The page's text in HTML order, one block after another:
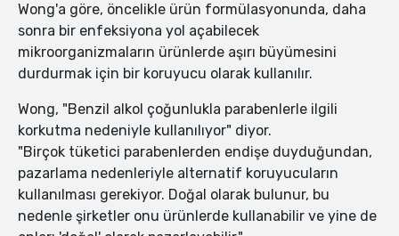
Wong'a göre, öncelikle ürün formülasyonunda, daha
sonra bir enfeksiyona yol açabilecek
mikroorganizmaların ürünlerde aşırı büyümesini
durdurmak için bir koruyucu olarak kullanılır.
Wong, "Benzil alkol çoğunlukla parabenlerle ilgili
korkutma nedeniyle kullanılıyor" diyor.
"Birçok tüketici parabenlerden endişe duyduğundan,
pazarlama nedenleriyle alternatif koruyucuların
kullanılması gerekiyor. Doğal olarak bulunur, bu
nedenle şirketler onu ürünlerde kullanabilir ve yine de